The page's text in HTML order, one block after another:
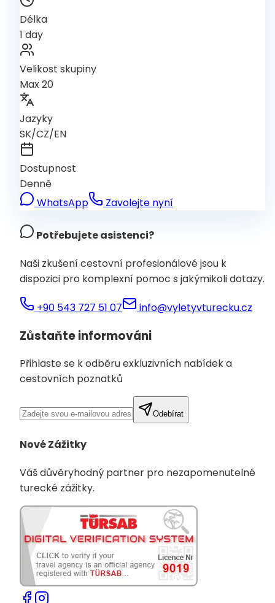
Délka
1 day
Velikost skupiny
Max 20
Jazyky
SK/CZ/EN
Dostupnost
Denně
WhatsApp
Zavolejte nyní
Potřebujete asistenci?
Naši zkušení cestovní profesionálové jsou k
dispozici pro komplexní pomoc s jakýmikoli dotazy.
+90 543 727 51 07 info@vyletyvturecku.cz
Zůstaňte informováni
Přihlaste se k odběru exkluzivních nabídek a
cestovních poznatků
Odebírat
Nové Zážitky
Váš důvěryhodný partner pro nezapomenutelné
turecké zážitky.